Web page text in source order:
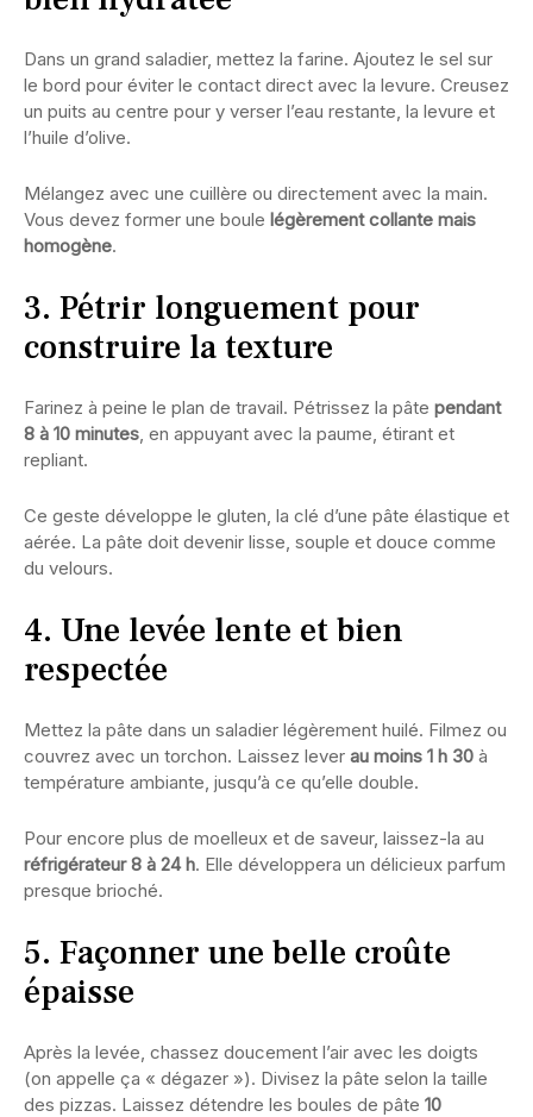
Dans un grand saladier, mettez la farine. Ajoutez le sel sur
le bord pour éviter le contact direct avec la levure. Creusez
un puits au centre pour y verser l’eau restante, la levure et
l’huile d’olive.
Mélangez avec une cuillère ou directement avec la main.
Vous devez former une boule légèrement collante mais
homogène.
3. Pétrir longuement pour
construire la texture
Farinez à peine le plan de travail. Pétrissez la pâte pendant
8 à 10 minutes , en appuyant avec la paume, étirant et
repliant.
Ce geste développe le gluten, la clé d’une pâte élastique et
aérée. La pâte doit devenir lisse, souple et douce comme
du velours.
4. Une levée lente et bien
respectée
Mettez la pâte dans un saladier légèrement huilé. Filmez ou
couvrez avec un torchon. Laissez lever au moins 1 h 30 à
température ambiante, jusqu’à ce qu’elle double.
Pour encore plus de moelleux et de saveur, laissez-la au
réfrigérateur 8 à 24 h. Elle développera un délicieux parfum
presque brioché.
5. Façonner une belle croûte
épaisse
Après la levée, chassez doucement l’air avec les doigts
(on appelle ça « dégazer »). Divisez la pâte selon la taille
des pizzas. Laissez détendre les boules de pâte 10